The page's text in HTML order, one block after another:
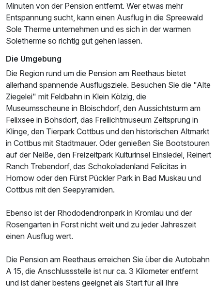
Minuten von der Pension entfernt. Wer etwas mehr
Entspannung sucht, kann einen Ausflug in die Spreewald
Sole Therme unternehmen und es sich in der warmen
Soletherme so richtig gut gehen lassen.
Die Umgebung
Die Region rund um die Pension am Reethaus bietet
allerhand spannende Ausflugsziele. Besuchen Sie die "Alte
Ziegelei" mit Feldbahn in Klein Kölzig, die
Museumsscheune in Bloischdorf, den Aussichtsturm am
Felixsee in Bohsdorf, das Freilichtmuseum Zeitsprung in
Klinge, den Tierpark Cottbus und den historischen Altmarkt
in Cottbus mit Stadtmauer. Oder genießen Sie Bootstouren
auf der Neiße, den Freizeitpark Kulturinsel Einsiedel, Reinert
Ranch Trebendorf, das Schokoladenland Felicitas in
Hornow oder den Fürst Pückler Park in Bad Muskau und
Cottbus mit den Seepyramiden.
Ebenso ist der Rhododendronpark in Kromlau und der
Rosengarten in Forst nicht weit und zu jeder Jahreszeit
einen Ausflug wert.
Die Pension am Reethaus erreichen Sie über die Autobahn
A 15, die Anschlussstelle ist nur ca. 3 Kilometer entfernt
und ist daher bestens geeignet als Start für all Ihre